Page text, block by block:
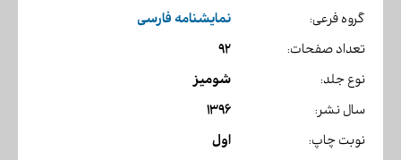
گروه فرعی: نمایشنامه فارسی
تعداد صفحات: 92
نوع جلد: شومیز
سال نشر: 1396
نوبت چاپ: اول